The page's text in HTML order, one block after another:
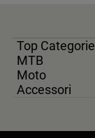
Top Categorie
MTB
Moto
Accessori